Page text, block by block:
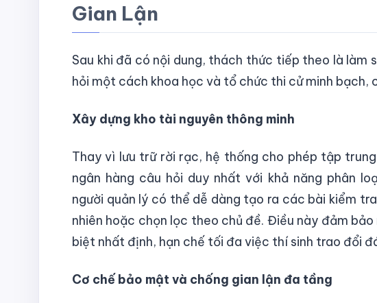
Gian Lận
Sau khi đã có nội dung, thách thức tiếp theo là làm
hỏi một cách khoa học và tổ chức thi cử minh bạch,
Xây dựng kho tài nguyên thông minh
Thay vì lưu trữ rời rạc, hệ thống cho phép tập
ngân hàng câu hỏi duy nhất với khả năng phân
người quản lý có thể dễ dàng tạo ra các bài kiểm
nhiên hoặc chọn lọc theo chủ đề. Điều này đảm
biệt nhất định, hạn chế tối đa việc thí sinh trao đổi
Cơ chế bảo mật và chống gian lận đa tầng